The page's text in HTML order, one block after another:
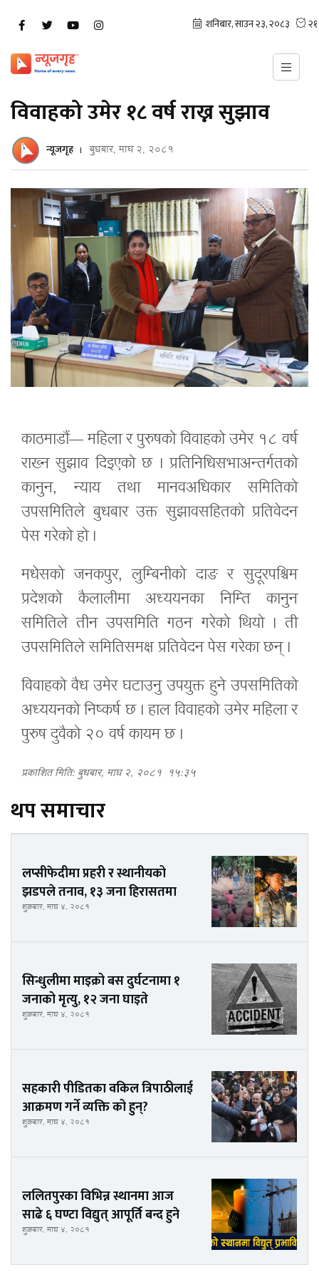
विवाहको उमेर १८ वर्ष राख्न सुझाव
न्यूजगृह बुधबार, माघ २, २०८१
काठमाडौं— महिला र पुरुषको विवाहको उमेर १८ वर्ष
राख्न सुझाव दिइएको छ । प्रतिनिधिसभाअन्तर्गतको
कानुन, न्याय तथा मानवअधिकार समितिको
उपसमितिले बुधबार उक्त सुझावसहितको प्रतिवेदन
पेस गरेको हो ।
मधेसको जनकपुर, लुम्बिनीको दाङ र सुदूरपश्चिम
प्रदेशको कैलालीमा अध्ययनका निम्ति कानुन
समितिले तीन उपसमिति गठन गरेको थियो । ती
उपसमितिले समितिसमक्ष प्रतिवेदन पेस गरेका छन् ।
विवाहको वैध उमेर घटाउनु उपयुक्त हुने उपसमितिको
अध्ययनको निष्कर्ष छ । हाल विवाहको उमेर महिला र
पुरुष दुवैको २० वर्ष कायम छ ।
प्रकाशित मिति: बुधबार, माघ २, २०८१ १५:३५
थप समाचार
लप्सीफेदीमा प्रहरी र स्थानीयको
झडपले तनाव, १३ जना हिरासतमा
शुक्रबार, माघ ४, २०८१
सिन्धुलीमा माइक्रो बस दुर्घटनामा १
जनाको मृत्यु, १२ जना घाइते
शुक्रबार, माघ ४, २०८१
सहकारी पीडितका वकिल त्रिपाठीलाई
आक्रमण गर्ने व्यक्ति को हुन्?
शुक्रबार, माघ ४, २०८१
ललितपुरका विभिन्न स्थानमा आज
साढे ६ घण्टा विद्युत् आपूर्ति बन्द हुने
शुक्रबार, माघ ४, २०८१